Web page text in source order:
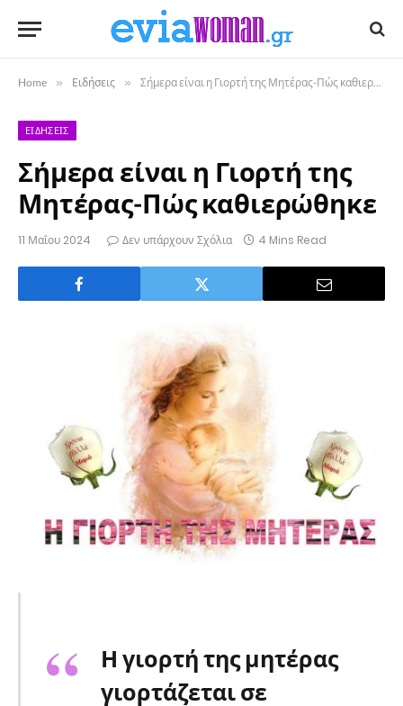
Home » Ειδήσεις » Σήμερα είναι η Γιορτή της Μητέρας-Πώς καθιερώθηκε
ΕΙΔΉΣΕΙΣ
Σήμερα είναι η Γιορτή της
Μητέρας-Πώς καθιερώθηκε
11 Μαΐου 2024 Δεν υπάρχουν Σχόλια 4 Mins Read
Η γιορτή της μητέρας
γιορτάζεται σε